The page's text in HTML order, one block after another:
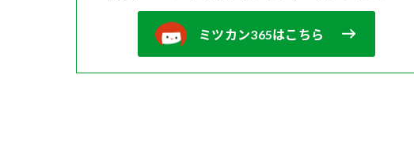
ミツカン365はこちら